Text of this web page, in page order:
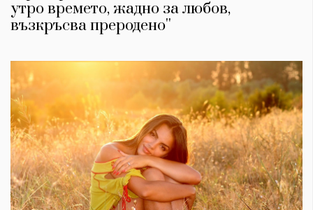
утро времето, жадно за любов,
възкръсва преродено''